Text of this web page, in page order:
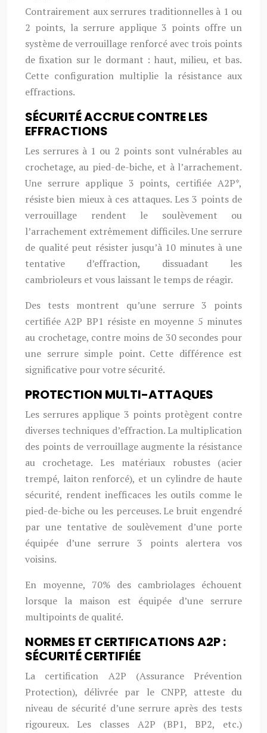
Contrairement aux serrures traditionnelles à 1 ou
2 points, la serrure applique 3 points offre un
système de verrouillage renforcé avec trois points
de fixation sur le dormant : haut, milieu, et bas.
Cette configuration multiplie la résistance aux
effractions.
SÉCURITÉ ACCRUE CONTRE LES
EFFRACTIONS
Les serrures à 1 ou 2 points sont vulnérables au
crochetage, au pied-de-biche, et à l’arrachement.
Une serrure applique 3 points, certifiée A2P*,
résiste bien mieux à ces attaques. Les 3 points de
verrouillage rendent le soulèvement ou
l’arrachement extrêmement difficiles. Une serrure
de qualité peut résister jusqu’à 10 minutes à une
tentative d’effraction, dissuadant les
cambrioleurs et vous laissant le temps de réagir.
Des tests montrent qu’une serrure 3 points
certifiée A2P BP1 résiste en moyenne 5 minutes
au crochetage, contre moins de 30 secondes pour
une serrure simple point. Cette différence est
significative pour votre sécurité.
PROTECTION MULTI-ATTAQUES
Les serrures applique 3 points protègent contre
diverses techniques d’effraction. La multiplication
des points de verrouillage augmente la résistance
au crochetage. Les matériaux robustes (acier
trempé, laiton renforcé), et un cylindre de haute
sécurité, rendent inefficaces les outils comme le
pied-de-biche ou les perceuses. Le bruit engendré
par une tentative de soulèvement d’une porte
équipée d’une serrure 3 points alertera vos
voisins.
En moyenne, 70% des cambriolages échouent
lorsque la maison est équipée d’une serrure
multipoints de qualité.
NORMES ET CERTIFICATIONS A2P :
SÉCURITÉ CERTIFIÉE
La certification A2P (Assurance Prévention
Protection), délivrée par le CNPP, atteste du
niveau de sécurité d’une serrure après des tests
rigoureux. Les classes A2P (BP1, BP2, etc.)